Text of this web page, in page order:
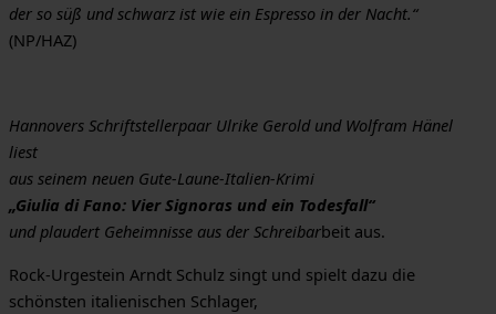
der so süß und schwarz ist wie ein Espresso in der Nacht.“
(NP/HAZ)
Hannovers Schriftstellerpaar Ulrike Gerold und Wolfram Hänel
liest
aus seinem neuen Gute-Laune-Italien-Krimi
„Giulia di Fano: Vier Signoras und ein Todesfall“
und plaudert Geheimnisse aus der Schreibarbeit aus.
Rock-Urgestein Arndt Schulz singt und spielt dazu die
schönsten italienischen Schlager,